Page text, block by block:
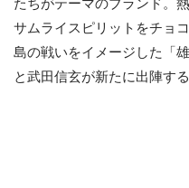
サムライスピリットをチョ
島の戦いをイメージした「
と武田信玄が新たに出陣する